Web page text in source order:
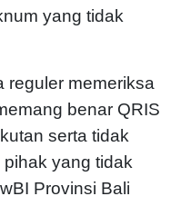
yang tidak
reguler memeriksa
benar QRIS
serta tidak
yang tidak
Provinsi Bali